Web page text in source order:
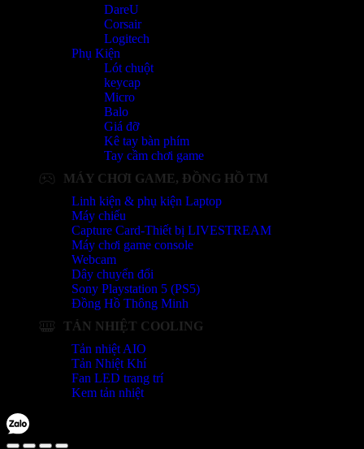
DareU
Corsair
Logitech
Phụ Kiện
Lót chuột
keycap
Micro
Balo
Giá đỡ
Kê tay bàn phím
Tay cầm chơi game
MÁY CHƠI GAME, ĐỒNG HỒ TM
Linh kiện & phụ kiện Laptop
Máy chiếu
Capture Card-Thiết bị LIVESTREAM
Máy chơi game console
Webcam
Dây chuyển đổi
Sony Playstation 5 (PS5)
Đồng Hồ Thông Minh
TẢN NHIỆT COOLING
Tản nhiệt AIO
Tản Nhiệt Khí
Fan LED trang trí
Kem tản nhiệt